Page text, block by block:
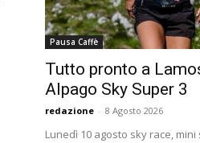
Pausa Caffè
Tutto pronto a
Alpago Sky Super 3
redazione - 8 Agosto 2026
Lunedì 10 agosto sky race,